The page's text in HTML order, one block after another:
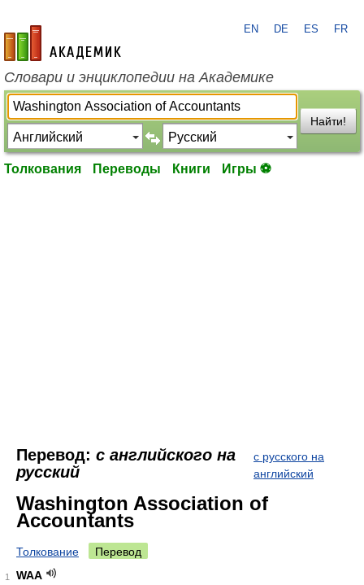
academic.ru
EN DE ES FR
Словари и энциклопедии на Академике
Найти!
Толкования Переводы Книги Игры ⚽
Перевод: с английского на
русский
с русского на
английский
Washington Association of
Accountants
Толкование Перевод
1
WAA